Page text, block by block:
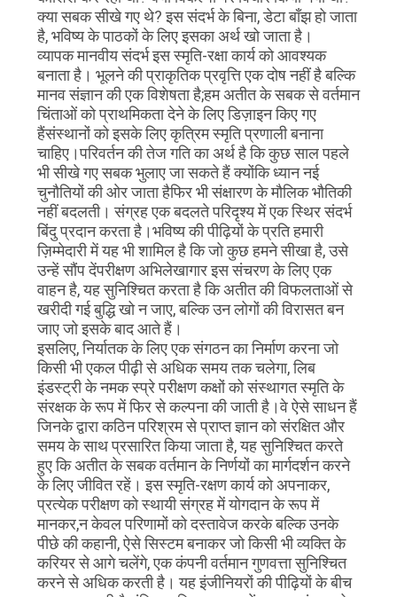
क्या सबक सीखे गए थे? इस संदर्भ के बिना, डेटा बाँझ हो जाता
है, भविष्य के पाठकों के लिए इसका अर्थ खो जाता है।
व्यापक मानवीय संदर्भ इस स्मृति-रक्षा कार्य को आवश्यक
बनाता है। भूलने की प्राकृतिक प्रवृत्ति एक दोष नहीं है बल्कि
मानव संज्ञान की एक विशेषता है;हम अतीत के सबक से वर्तमान
चिंताओं को प्राथमिकता देने के लिए डिज़ाइन किए गए
हैंसंस्थानों को इसके लिए कृत्रिम स्मृति प्रणाली बनाना
चाहिए।परिवर्तन की तेज गति का अर्थ है कि कुछ साल पहले
भी सीखे गए सबक भुलाए जा सकते हैं क्योंकि ध्यान नई
चुनौतियों की ओर जाता हैफिर भी संक्षारण के मौलिक भौतिकी
नहीं बदलती। संग्रह एक बदलते परिदृश्य में एक स्थिर संदर्भ
बिंदु प्रदान करता है।भविष्य की पीढ़ियों के प्रति हमारी
ज़िम्मेदारी में यह भी शामिल है कि जो कुछ हमने सीखा है, उसे
उन्हें सौंप देंपरीक्षण अभिलेखागार इस संचरण के लिए एक
वाहन है, यह सुनिश्चित करता है कि अतीत की विफलताओं से
खरीदी गई बुद्धि खो न जाए, बल्कि उन लोगों की विरासत बन
जाए जो इसके बाद आते हैं।
इसलिए, निर्यातक के लिए एक संगठन का निर्माण करना जो
किसी भी एकल पीढ़ी से अधिक समय तक चलेगा, लिब
इंडस्ट्री के नमक स्प्रे परीक्षण कक्षों को संस्थागत स्मृति के
संरक्षक के रूप में फिर से कल्पना की जाती है।वे ऐसे साधन हैं
जिनके द्वारा कठिन परिश्रम से प्राप्त ज्ञान को संरक्षित और
समय के साथ प्रसारित किया जाता है, यह सुनिश्चित करते
हुए कि अतीत के सबक वर्तमान के निर्णयों का मार्गदर्शन करने
के लिए जीवित रहें। इस स्मृति-रक्षण कार्य को अपनाकर,
प्रत्येक परीक्षण को स्थायी संग्रह में योगदान के रूप में
मानकर,न केवल परिणामों को दस्तावेज करके बल्कि उनके
पीछे की कहानी, ऐसे सिस्टम बनाकर जो किसी भी व्यक्ति के
करियर से आगे चलेंगे, एक कंपनी वर्तमान गुणवत्ता सुनिश्चित
करने से अधिक करती है। यह इंजीनियरों की पीढ़ियों के बीच